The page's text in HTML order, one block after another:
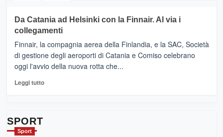
tappe
dell’enoturismo
RANDAZZO
–
Ci
siamo
quasi….
pronti
per
Da Catania ad Helsinki con la Finnair. Al via i
collegamenti
Finnair, la compagnia aerea della Finlandia, e la SAC, Società
di gestione degli aeroporti di Catania e Comiso celebrano
oggi l'avvio della nuova rotta che...
Leggi tuttoLeggi
SPORT
Sport